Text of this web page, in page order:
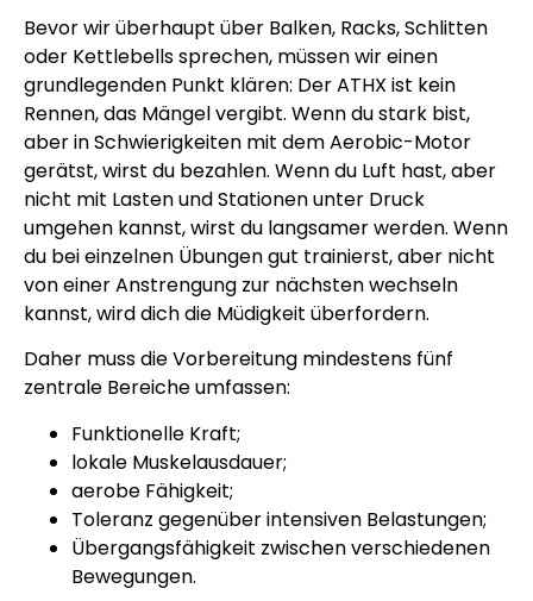
Bevor wir überhaupt über Balken, Racks, Schlitten
oder Kettlebells sprechen, müssen wir einen
grundlegenden Punkt klären: Der ATHX ist kein
Rennen, das Mängel vergibt. Wenn du stark bist,
aber in Schwierigkeiten mit dem Aerobic-Motor
gerätst, wirst du bezahlen. Wenn du Luft hast, aber
nicht mit Lasten und Stationen unter Druck
umgehen kannst, wirst du langsamer werden. Wenn
du bei einzelnen Übungen gut trainierst, aber nicht
von einer Anstrengung zur nächsten wechseln
kannst, wird dich die Müdigkeit überfordern.
Daher muss die Vorbereitung mindestens fünf
zentrale Bereiche umfassen:
Funktionelle Kraft;
lokale Muskelausdauer;
aerobe Fähigkeit;
Toleranz gegenüber intensiven Belastungen;
Übergangsfähigkeit zwischen verschiedenen
Bewegungen.